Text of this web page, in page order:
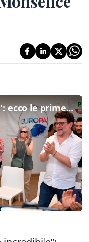
"È un’emozione bellissima": ecco le prime parole del neo eletto sindaco di Monselice Franco Ennio